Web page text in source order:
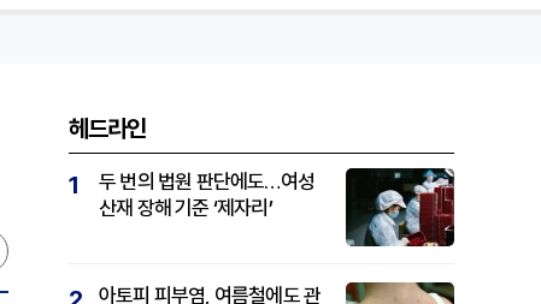
헤드라인
1
두 번의 법원 판단에도…여성
산재 장해 기준 ‘제자리’
아토피 피부염, 여름철에도 관